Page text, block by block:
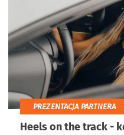
PREZENTACJA PARTNERA
Heels on the track -